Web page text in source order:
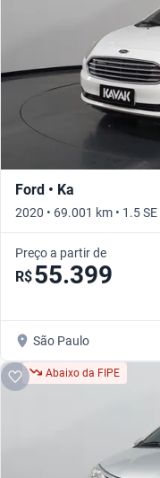
Ford • Ka
2020 • 69.001 km • 1.5
Preço a partir de
R$55.399
São Paulo
Abaixo da FIPE